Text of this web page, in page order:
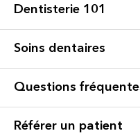
Dentisterie 101
Soins dentaires
Questions
Référer un patient